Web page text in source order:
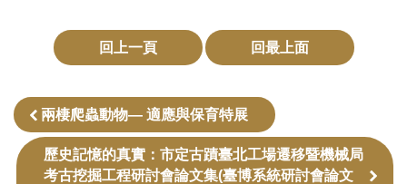
政
府
公
回上一頁 回最上面
兩棲爬蟲動物— 適應與保育特展
歷史記憶的真實：市定古蹟臺北工場遷移暨機械局
考古挖掘工程研討會論文集(臺博系統研討會論文